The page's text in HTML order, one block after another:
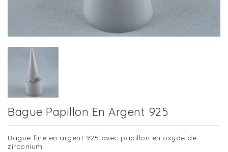
Bague Papillon En Argent 925
Bague fine en argent 925 avec papillon en oxyde de
zirconium